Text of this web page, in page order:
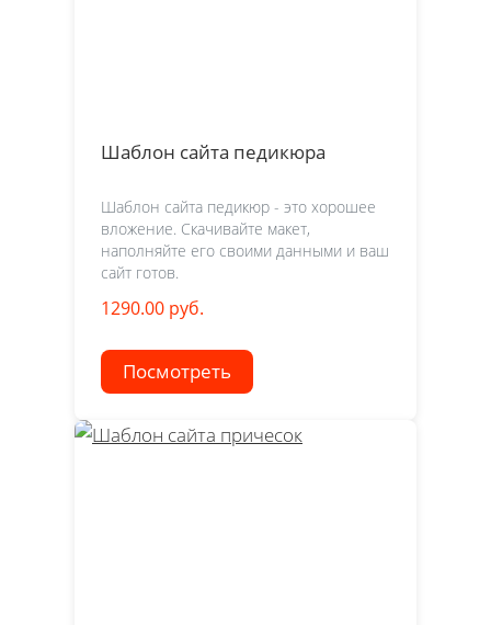
Шаблон сайта педикюра
Шаблон сайта педикюр - это хорошее
вложение. Скачивайте макет,
наполняйте его своими данными и ваш
сайт готов.
1290.00 руб.
Посмотреть